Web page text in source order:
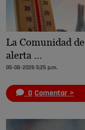
La Comunidad
alerta …
05-08-2026 5:25 p.m.
0 Comentar >